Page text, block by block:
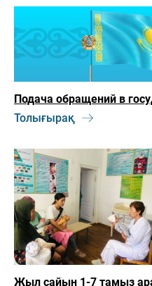
Подача обращений в
Толығырақ
Жыл сайын 1-7 тамыз